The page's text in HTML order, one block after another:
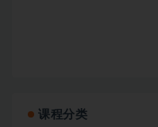
课程分类